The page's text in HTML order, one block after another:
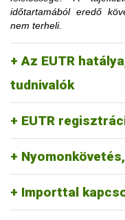
időtartamából eredő
nem terheli.
Az EUTR
tudnivalók
EUTR
Importtal
honlapon
honlapon.
kérelemmel?
Erre a vonatkozó
lehetőség.